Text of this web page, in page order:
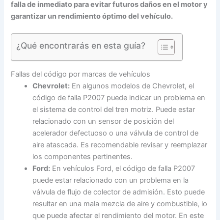
falla de inmediato para evitar futuros daños en el motor y
garantizar un rendimiento óptimo del vehículo.
¿Qué encontrarás en esta guía?
Fallas del código por marcas de vehículos
Chevrolet: En algunos modelos de Chevrolet, el
código de falla P2007 puede indicar un problema en
el sistema de control del tren motriz. Puede estar
relacionado con un sensor de posición del
acelerador defectuoso o una válvula de control de
aire atascada. Es recomendable revisar y reemplazar
los componentes pertinentes.
Ford: En vehículos Ford, el código de falla P2007
puede estar relacionado con un problema en la
válvula de flujo de colector de admisión. Esto puede
resultar en una mala mezcla de aire y combustible, lo
que puede afectar el rendimiento del motor. En este